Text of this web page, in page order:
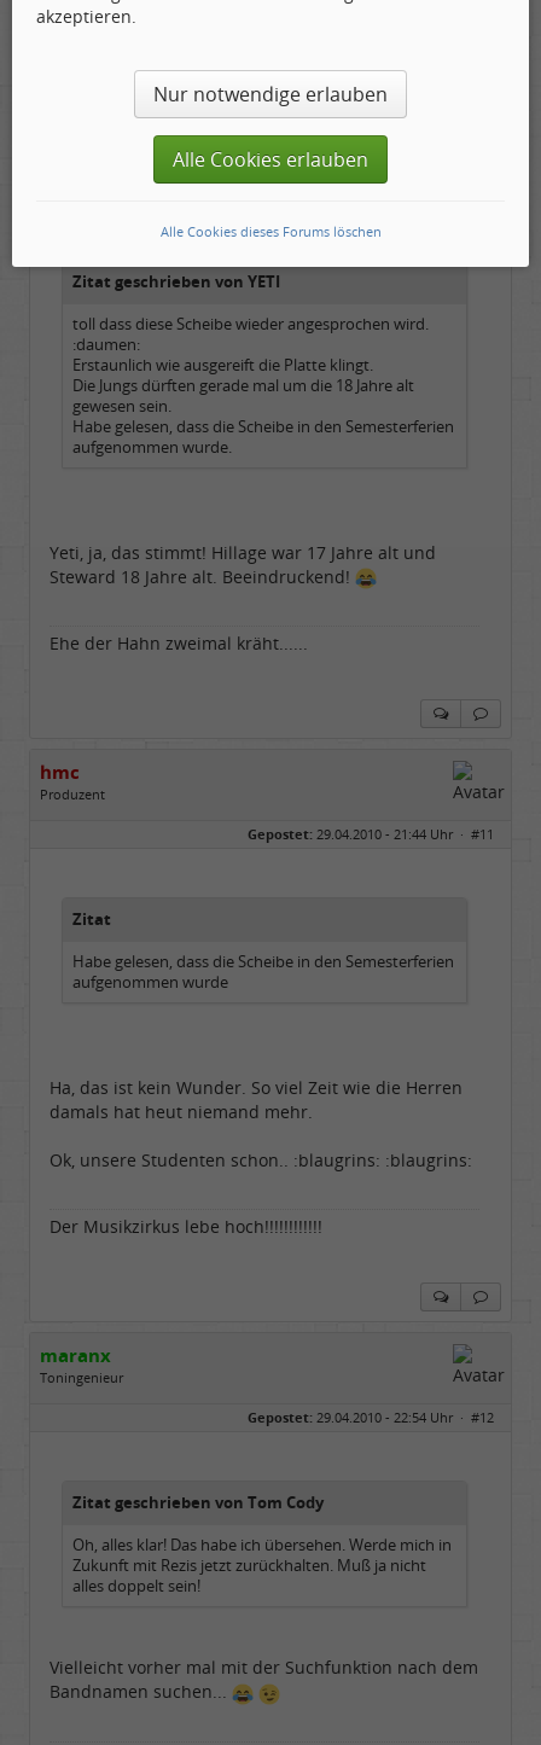
53878
Zitat geschrieben von YETI
toll dass diese Scheibe wieder angesprochen wird.
:daumen:
Erstaunlich wie ausgereift die Platte klingt.
Die Jungs dürften gerade mal um die 18 Jahre alt
gewesen sein.
Habe gelesen, dass die Scheibe in den Semesterferien
aufgenommen wurde.
Yeti, ja, das stimmt! Hillage war 17 Jahre alt und
Steward 18 Jahre alt. Beeindruckend!
Ehe der Hahn zweimal kräht......
hmc
Produzent
Dabei seit:
Gepostet: 29.04.2010 - 21:44 Uhr · #11
Zitat
Habe gelesen, dass die Scheibe in den Semesterferien
aufgenommen wurde
Ha, das ist kein Wunder. So viel Zeit wie die Herren
damals hat heut niemand mehr.
Ok, unsere Studenten schon.. :blaugrins: :blaugrins:
Der Musikzirkus lebe hoch!!!!!!!!!!!!
maranx
Toningenieur
Hachenburg/Westerwald
Dabei seit:
12 / 2006
Gepostet: 29.04.2010 - 22:54 Uhr · #12
Zitat geschrieben von Tom Cody
Oh, alles klar! Das habe ich übersehen. Werde mich in
Zukunft mit Rezis jetzt zurückhalten. Muß ja nicht
alles doppelt sein!
Vielleicht vorher mal mit der Suchfunktion nach dem
Bandnamen suchen...
akzeptieren.
Nur notwendige erlauben
Alle Cookies erlauben
Alle Cookies dieses Forums löschen